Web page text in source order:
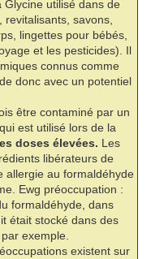
utilisé dans de
savons,
lingettes pour bébés,
et les pesticides). Il
connus comme
donc avec un potentiel
être contaminé par un
est utilisé lors de la
doses élevées. Les
libérateurs de
allergie au formaldéhyde
Ewg préoccupation :
formaldéhyde, dans
était stocké dans des
exemple.
existent sur